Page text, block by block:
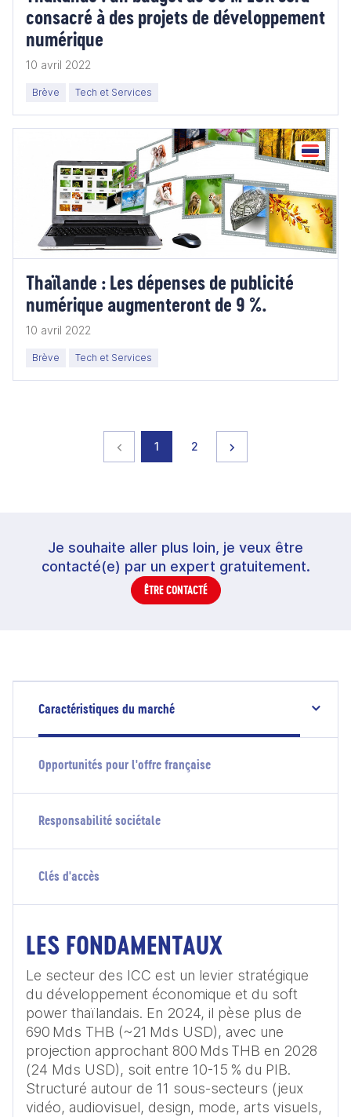
consacré à des projets de développement
numérique
10 avril 2022
Brève Tech et Services
Thaïlande : Les dépenses de publicité
numérique augmenteront de 9 %.
10 avril 2022
Brève Tech et Services
Page précédente
page
1 page
2
Je souhaite aller plus loin, je veux être
contacté(e) par un expert gratuitement.
ÊTRE CONTACTÉ
Caractéristiques du marché
Opportunités pour l'offre française
Responsabilité sociétale
Clés d'accès
LES FONDAMENTAUX
Le secteur des ICC est un levier stratégique
du développement économique et du soft
power thaïlandais. En 2024, il pèse plus de
690 Mds THB (~21 Mds USD), avec une
projection approchant 800 Mds THB en 2028
(24 Mds USD), soit entre 10-15 % du PIB.
Structuré autour de 11 sous-secteurs (jeux
vidéo, audiovisuel, design, mode, arts visuels,